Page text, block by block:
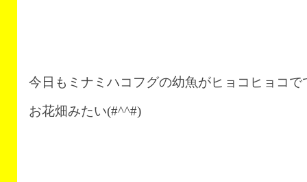
今日もミナミハコフグの幼魚がヒョコヒョコ
お花畑みたい(#^^#)